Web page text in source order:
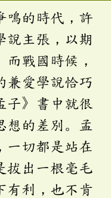
鳴的時代，許
說主張，以期
戰國時候，
兼愛學說恰巧
子》書中就很
想的差別。孟
一切都是站在
拔出一根毫毛
有利，也不肯